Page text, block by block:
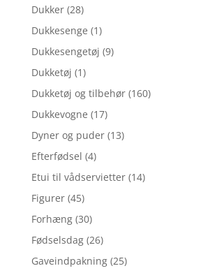
Dukker (28)
Dukkesenge (1)
Dukkesengetøj (9)
Dukketøj (1)
Dukketøj og tilbehør (160)
Dukkevogne (17)
Dyner og puder (13)
Efterfødsel (4)
Etui til vådservietter (14)
Figurer (45)
Forhæng (30)
Fødselsdag (26)
Gaveindpakning (25)